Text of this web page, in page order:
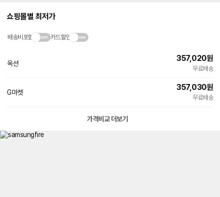
쇼핑몰별 최저가
배송비포함 카드할인
옥션
357,020원
무료배송
G마켓
357,030원
무료배송
가격비교 더보기